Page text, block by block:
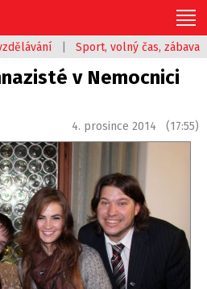
Sport, volný čas, zábava
v Nemocnici
4. prosince 2014 (17:55)